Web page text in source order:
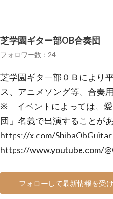
芝学園ギター部OB合奏団
フォロワー数：24
芝学園ギター部ＯＢにより
ス、アニメソング等、合奏
※ イベントによっては、愛
団」名義で出演することが
https://x.com/ShibaObGuitar
https://www.youtube.com/
フォローして最新情報を受